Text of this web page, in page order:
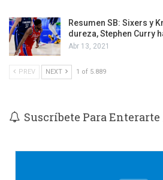
Resumen SB: Sixers y
dureza, Stephen Curry
Abr 13, 2021
PREV NEXT 1 of 5.889
Suscríbete Para